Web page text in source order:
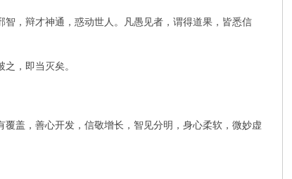
，辩才神通，惑动世人。凡愚见者，谓得道果，皆悉信
，即当灭矣。
盖，善心开发，信敬增长，智见分明，身心柔软，微妙虚